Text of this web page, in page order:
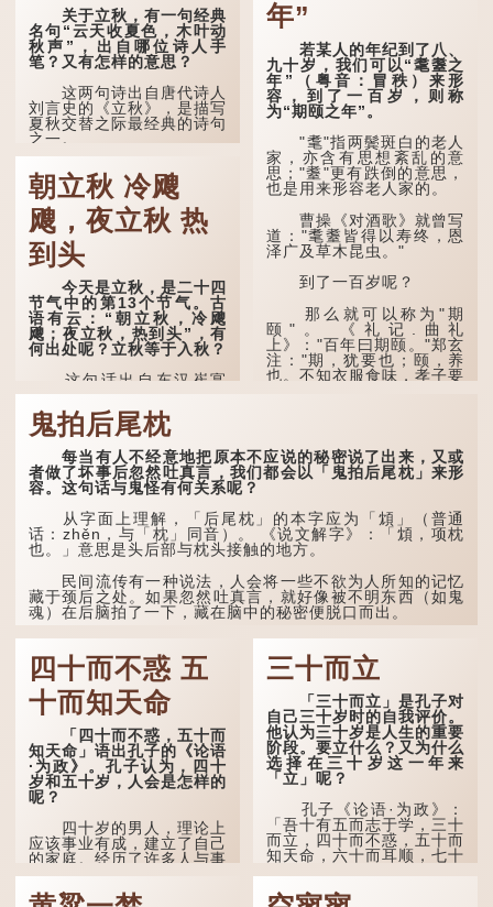
关于立秋，有一句经典
名句“云天收夏色，木叶动
秋声”，出自哪位诗人手
笔？又有怎样的意思？
这两句诗出自唐代诗人
刘言史的《立秋》，是描写
夏秋交替之际最经典的诗句
之一。
《立秋》全诗如下：
兹晨戒流火，商飙早已
惊。 云天收夏色，木
叶动秋声。
诗的前两句写的是：这
一天早安，天上的“流
火”（指大火星，象征暑
气）开始消退，凉爽的秋风
（商飙，即西风）已经悄然
吹起。后两句，便是全诗的
灵魂...
朝立秋 冷飕
飕，夜立秋 热
到头
今天是立秋，是二十四
节气中的第13个节气。古
语有云：“朝立秋，冷飕
飕；夜立秋，热到头”，有
何出处呢？立秋等于入秋？
这句话出自东汉崔寔
《四民月令》：“朝立秋，
冷飕飕；夜立秋，热到
头”。到了清代，顾禄在
《清嘉录》里记录苏州风俗
时，也引用了这句谚语。不
过当地百姓的口头说法
是“朝立秋，渹飕飕；夜立
有不同，但意思完全一致。
那么，这句话到底准不
朴素观察：如果立秋的精
确...
年”
若某人的年纪到了八、
九十岁，我们可以“耄耋之
年”（粤音：冒秩）来形
容，到了一百岁，则称
为“期颐之年”。
"耄"指两鬓斑白的老人
家，亦含有思想紊乱的意
思；"耋"更有跌倒的意思，
也是用来形容老人家的。
曹操《对酒歌》就曾写
道："耄耋皆得以寿终，恩
泽广及草木昆虫。"
到了一百岁呢？
那么就可以称为"期
颐"。 《礼记.曲礼
上》："百年曰期颐。"郑玄
注："期，犹要也；颐，养
也。不知衣服食味，孝子要
鬼拍后尾枕
每当有人不经意地把原本不应说的秘密说了出来，又或
者做了坏事后忽然吐真言，我们都会以「鬼拍后尾枕」来形
容。这句话与鬼怪有何关系呢？
从字面上理解，「后尾枕」的本字应为「䪴」（普通
话：zhěn，与「枕」同音）。 《说文解字》：「䪴，项枕
也。」意思是头后部与枕头接触的地方。
民间流传有一种说法，人会将一些不欲为人所知的记忆
藏于颈后之处。如果忽然吐真言，就好像被不明东西（如鬼
魂）在后脑拍了一下，藏在脑中的秘密便脱口而出。
因此...
四十而不惑 五
十而知天命
「四十而不惑，五十而
知天命」语出孔子的《论语
·为政》。孔子认为，四十
岁和五十岁，人会是怎样的
呢？
四十岁的男人，理论上
应该事业有成，建立了自己
的家庭。经历了许多人与事
之后，对事物有了自己的判
断能力，不会轻易为表象所
三十而立
「三十而立」是孔子对
自己三十岁时的自我评价。
他认为三十岁是人生的重要
阶段。要立什么？又为什么
选择在三十岁这一年来
「立」呢？
孔子《论语·为政》：
「吾十有五而志于学，三十
而立，四十而不惑，五十而
知天命，六十而耳顺，七十
在古代，男子一般于